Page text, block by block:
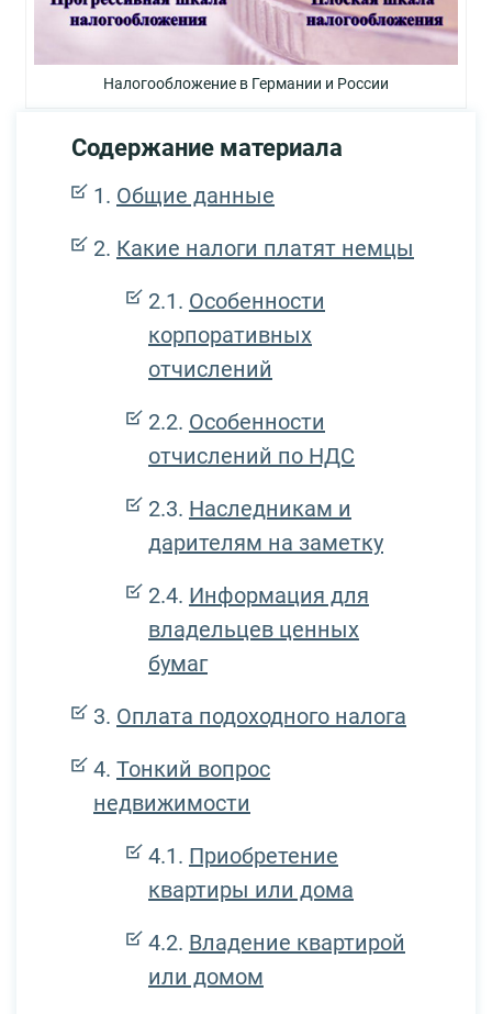
Налогообложение в Германии и России
Содержание материала
Общие данные
Какие налоги платят немцы
Особенности
корпоративных
отчислений
Особенности
отчислений по НДС
Наследникам и
дарителям на заметку
Информация для
владельцев ценных
бумаг
Оплата подоходного налога
Тонкий вопрос
недвижимости
Приобретение
квартиры или дома
Владение квартирой
или домом